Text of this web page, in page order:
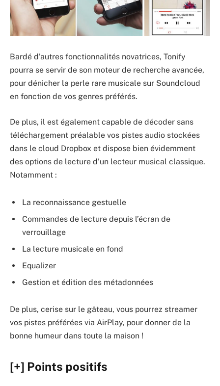
Bardé d’autres fonctionnalités novatrices, Tonify
pourra se servir de son moteur de recherche avancée,
pour dénicher la perle rare musicale sur Soundcloud
en fonction de vos genres préférés.
De plus, il est également capable de décoder sans
téléchargement préalable vos pistes audio stockées
dans le cloud Dropbox et dispose bien évidemment
des options de lecture d’un lecteur musical classique.
Notamment :
La reconnaissance gestuelle
Commandes de lecture depuis l’écran de
verrouillage
La lecture musicale en fond
Equalizer
Gestion et édition des métadonnées
De plus, cerise sur le gâteau, vous pourrez streamer
vos pistes préférées via AirPlay, pour donner de la
bonne humeur dans toute la maison !
[+] Points positifs